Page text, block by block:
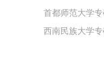
首都师范大学
西南民族大学